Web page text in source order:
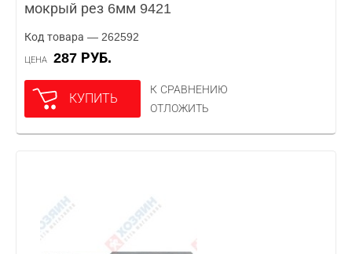
мокрый рез 6мм 9421
Код товара — 262592
ЦЕНА 287 РУБ.
КУПИТЬ
К СРАВНЕНИЮ
ОТЛОЖИТЬ